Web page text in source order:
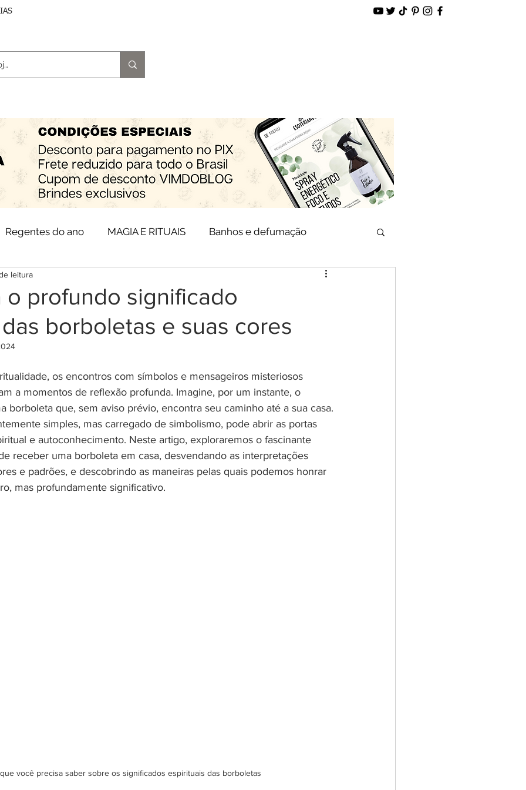
Magia e Rituais Terapias Espiritualidade Loja Virtual
Regentes do ano MAGIA E RITUAIS Banhos e defumação
Rituais para proteção e limpeza
Rituais Diversos Terapias e bem estar Magia dos cristais
Cromoterapia Lei da Atração Códigos Grabovoi
Terapias Holísticas Esoterismo Resenha de Livros
Orixás e guias espirituais Testes
o profundo significado
borboletas e suas cores
leitura
os encontros com símbolos e mensageiros misteriosos
a momentos de reflexão profunda. Imagine, por um instante, o
borboleta que, sem aviso prévio, encontra seu caminho até a sua casa.
simples, mas carregado de simbolismo, pode abrir as portas
e autoconhecimento. Neste artigo, exploraremos o fascinante
receber uma borboleta em casa, desvendando as interpretações
e padrões, e descobrindo as maneiras pelas quais podemos honrar
mas profundamente significativo.
você precisa saber sobre os significados espirituais das borboletas